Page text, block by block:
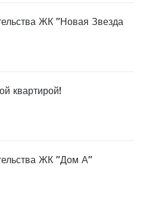
ЖК "Новая Звезда
квартирой!
ЖК "Дом А"